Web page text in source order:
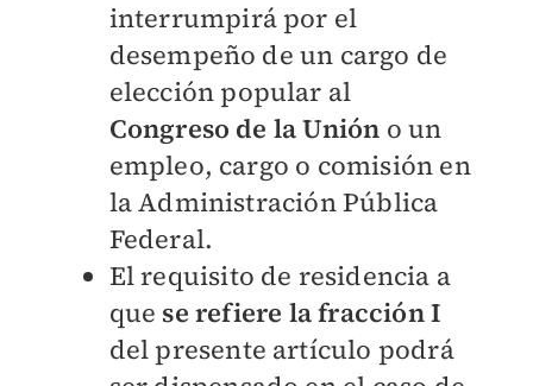
interrumpirá por el
desempeño de un cargo de
elección popular al
Congreso de la Unión o un
empleo, cargo o comisión en
la Administración Pública
Federal.
El requisito de residencia a
que se refiere la fracción I
del presente artículo podrá